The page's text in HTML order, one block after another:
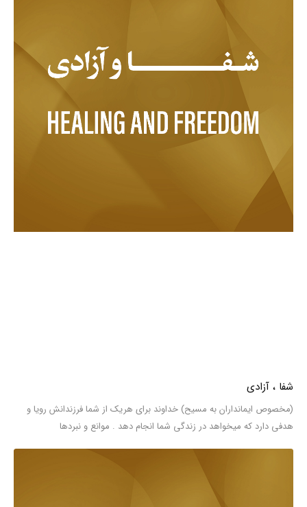
شفا ، آزادی
(مخصوص ایمانداران به مسیح) خداوند برای هریک از شما فرزندانش رویا و
هدفی دارد که میخواهد در زندگی شما انجام دهد . موانع و نبردها